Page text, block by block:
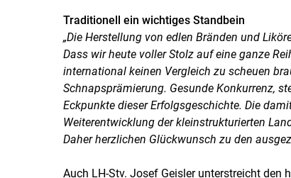
Traditionell ein wichtiges Standbein
„Die Herstellung von edlen Bränden und
Dass wir heute voller Stolz auf eine ganze
international keinen Vergleich zu scheuen
Schnapsprämierung. Gesunde Konkurrenz,
Eckpunkte dieser Erfolgsgeschichte. Die
Weiterentwicklung der kleinstrukturierten
Daher herzlichen Glückwunsch zu den
Auch LH-Stv. Josef Geisler unterstreicht den